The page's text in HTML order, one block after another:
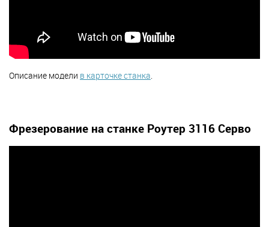
Описание модели в карточке станка.
Фрезерование на станке Роутер 3116 Серво